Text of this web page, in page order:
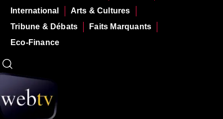
International
Arts & Cultures
Tribune & Débats
Faits Marquants
Eco-Finance